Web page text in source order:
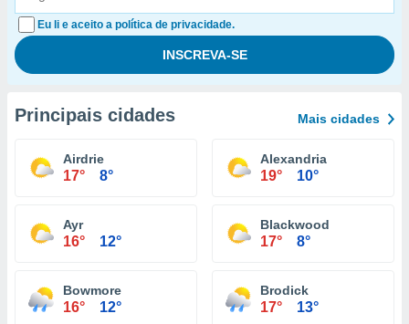
Eu li e aceito a política de privacidade.
Principais cidades Mais cidades
Airdrie
17° 8°
Alexandria
19° 10°
Ayr
16° 12°
Blackwood
17° 8°
Bowmore
16° 12°
Brodick
17° 13°